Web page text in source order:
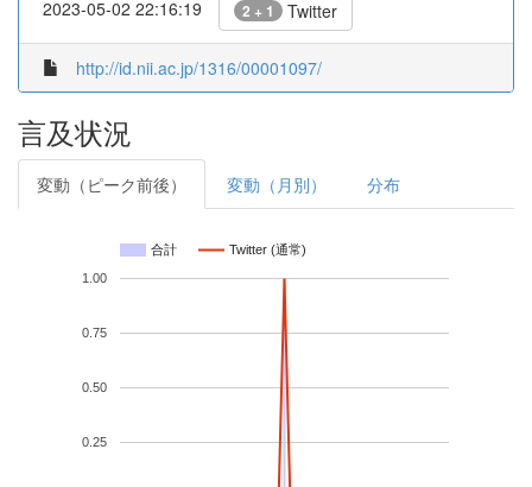
2023-05-02 22:16:19 2 + 1 Twitter
http://id.nii.ac.jp/1316/00001097/
言及状況
変動（ピーク前後） 変動（月別） 分布
合計 Twitter (通常)
0.25
0.50
0.75
1.00